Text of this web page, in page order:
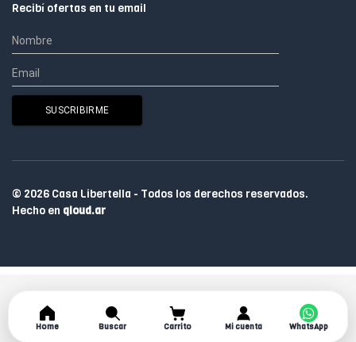
Recibí ofertas en tu email
© 2026 Casa Libertella - Todos los derechos reservados.
Hecho en qloud.ar
Home Buscar Carrito Mi cuenta